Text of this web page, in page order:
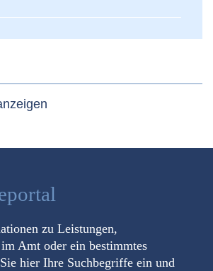
zu Leistungen,
Amt oder ein bestimmtes
hier Ihre Suchbegriffe ein und